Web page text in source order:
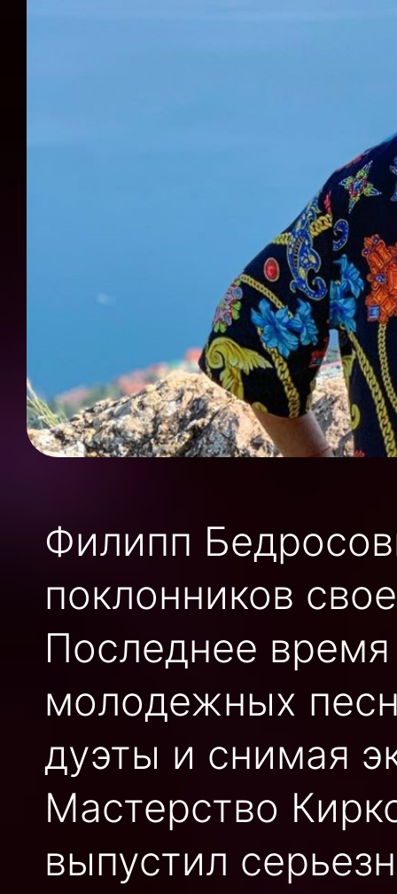
Филипп
поклонников
Последнее
молодежных
дуэты и снимая
Мастерство
выпустил